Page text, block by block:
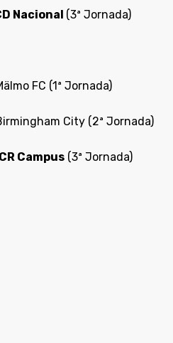
Nacional (3ª Jornada)
FC (1ª Jornada)
City (2ª Jornada)
CR Campus (3ª Jornada)